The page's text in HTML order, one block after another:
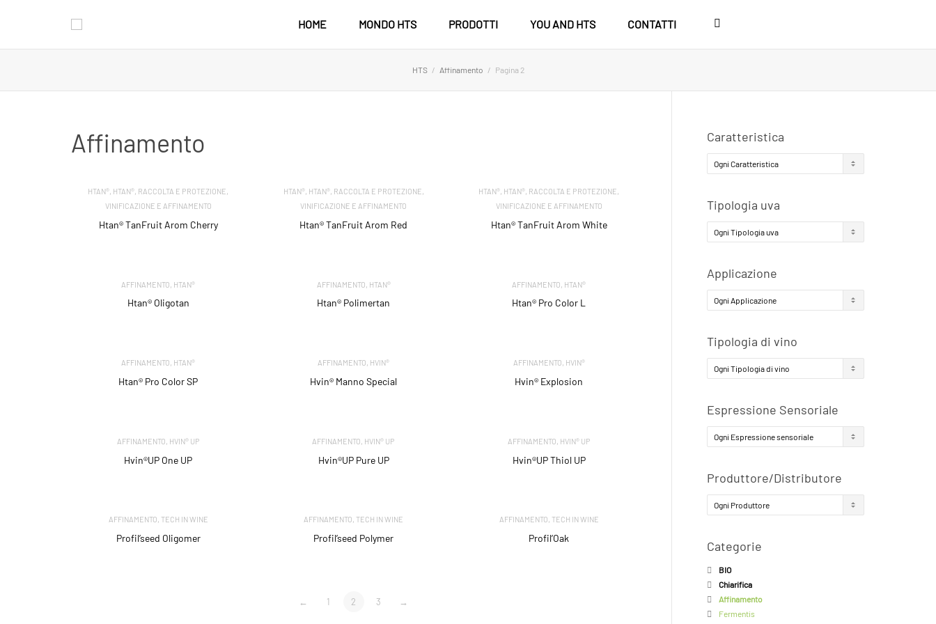
HOME MONDO HTS PRODOTTI YOU AND HTS CONTATTI
HTS Affinamento Pagina 2
Affinamento
HTAN®, HTAN®, RACCOLTA E PROTEZIONE,
VINIFICAZIONE E AFFINAMENTO
Htan® TanFruit Arom Cherry
HTAN®, HTAN®, RACCOLTA E PROTEZIONE,
VINIFICAZIONE E AFFINAMENTO
Htan® TanFruit Arom Red
HTAN®, HTAN®, RACCOLTA E PROTEZIONE,
VINIFICAZIONE E AFFINAMENTO
Htan® TanFruit Arom White
AFFINAMENTO HTAN®
Htan® Oligotan
AFFINAMENTO HTAN®
Htan® Polimertan
AFFINAMENTO HTAN®
Htan® Pro Color L
AFFINAMENTO, HTAN®
Htan® Pro Color SP
AFFINAMENTO, HVIN®
Hvin® Manno Special
AFFINAMENTO, HVIN®
Hvin® Explosion
AFFINAMENTO, HVIN® UP
Hvin®UP One UP
AFFINAMENTO, HVIN® UP
Hvin®UP Pure UP
AFFINAMENTO, HVIN® UP
Hvin®UP Thiol UP
AFFINAMENTO, TECH IN WINE
Profil’seed Oligomer
AFFINAMENTO,TECH IN WINE
Profil’seed Polymer
AFFINAMENTO, TECH IN WINE
Profil’Oak
← 1 2 3 →
Caratteristica
Tipologia uva
Applicazione
Tipologia di vino
Espressione Sensoriale
Produttore/Distributore
Categorie
BIO
Chiarifica
Affinamento
Fermentis